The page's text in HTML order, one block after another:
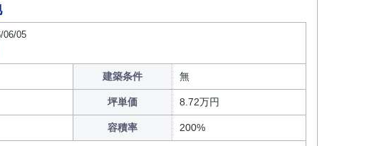
06/05
建築条件 無
坪単価 8.72万円
容積率 200%